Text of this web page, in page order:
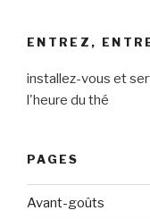
ENTREZ,
installez-vous et
l'heure du thé
PAGES
Avant-goûts